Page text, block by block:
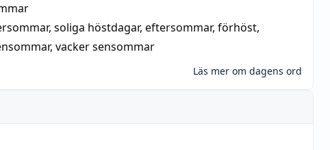
, soliga höstdagar, eftersommar, förhöst,
, vacker sensommar
Läs mer om dagens ord